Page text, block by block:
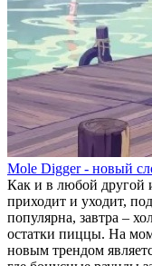
Mole Digger - новый
Как и в любой другой
приходит и уходит,
популярна, завтра –
остатки пиццы. На
новым трендом